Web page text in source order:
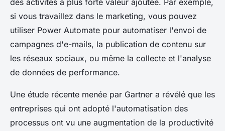
des activités à plus forte valeur ajoutée. Par exemple,
si vous travaillez dans le marketing, vous pouvez
utiliser Power Automate pour automatiser l'envoi de
campagnes d'e-mails, la publication de contenu sur
les réseaux sociaux, ou même la collecte et l'analyse
de données de performance.
Une étude récente menée par Gartner a révélé que les
entreprises qui ont adopté l'automatisation des
processus ont vu une augmentation de la productivité